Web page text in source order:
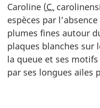
Caroline (C.
espèces par
plumes fines autour
plaques blanches sur
la queue et ses
par ses longues ailes